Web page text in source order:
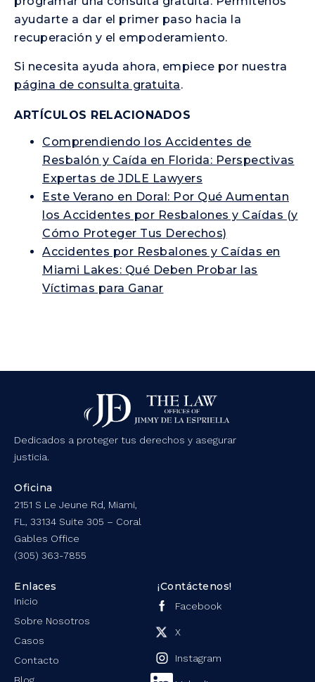
ayudarte a dar el primer paso hacia la
recuperación y el empoderamiento.
Si necesita ayuda ahora, empiece por nuestra
página de consulta gratuita.
ARTÍCULOS RELACIONADOS
Comprendiendo los Accidentes de
Resbalón y Caída en Florida: Perspectivas
Expertas de JDLE Lawyers
Este Verano en Doral: Por Qué Aumentan
los Accidentes por Resbalones y Caídas (y
Cómo Proteger Tus Derechos)
Accidentes por Resbalones y Caídas en
Miami Lakes: Qué Deben Probar las
Víctimas para Ganar
Dedicados a proteger tus derechos y asegurar
justicia.
Oficina
2151 S Le Jeune Rd, Miami,
FL, 33134 Suite 305 – Coral
Gables Office
(305) 363-7855
Enlaces
Inicio
Sobre Nosotros
Casos
Contacto
¡Contáctenos!
Facebook
X
Instagram